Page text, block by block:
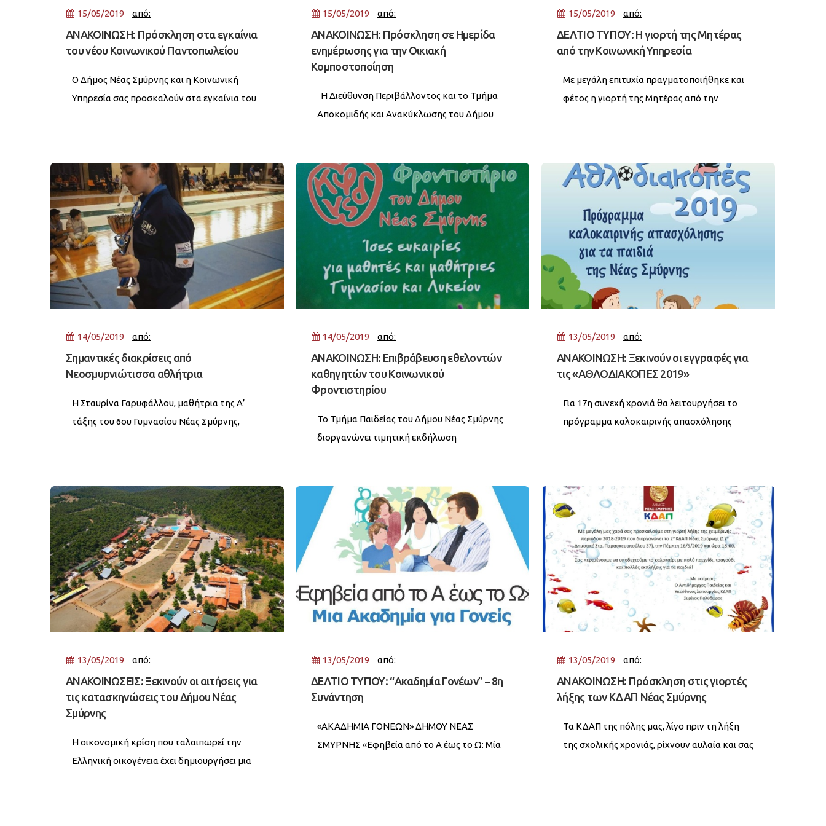
15/05/2019 από:
ΑΝΑΚΟΙΝΩΣΗ: Πρόσκληση στα εγκαίνια
του νέου Κοινωνικού Παντοπωλείου
Ο Δήμος Νέας Σμύρνης και η Κοινωνική
Υπηρεσία σας προσκαλούν στα εγκαίνια του
15/05/2019 από:
ΑΝΑΚΟΙΝΩΣΗ: Πρόσκληση σε Ημερίδα
ενημέρωσης για την Οικιακή
Κομποστοποίηση
Η Διεύθυνση Περιβάλλοντος και το Τμήμα
Αποκομιδής και Ανακύκλωσης του Δήμου
πολυχώρο «Γαλαξίας», στην κεντρική
πλατεία
15/05/2019 από:
ΔΕΛΤΙΟ ΤΥΠΟΥ: H γιορτή της Μητέρας
από την Κοινωνική Υπηρεσία
Με μεγάλη επιτυχία πραγματοποιήθηκε και
φέτος η γιορτή της Μητέρας από την
14/05/2019 από:
Σημαντικές διακρίσεις από
Νεοσμυρνιώτισσα αθλήτρια
Η Σταυρίνα Γαρυφάλλου, μαθήτρια της Α’
τάξης του 6ου Γυμνασίου Νέας Σμύρνης,
στο Ατομικό και την
14/05/2019 από:
ΑΝΑΚΟΙΝΩΣΗ: Επιβράβευση εθελοντών
καθηγητών του Κοινωνικού
Φροντιστηρίου
Το Τμήμα Παιδείας του Δήμου Νέας Σμύρνης
διοργανώνει τιμητική εκδήλωση
μας. Το Κοινωνικό Φροντιστήριο
λειτούργησε για πρώτη φορά φέτος και
βασίστηκε
13/05/2019 από:
ΑΝΑΚΟΙΝΩΣΗ: Ξεκινούν οι εγγραφές για
τις «ΑΘΛΟΔΙΑΚΟΠΕΣ 2019»
Για 17η συνεχή χρονιά θα λειτουργήσει το
πρόγραμμα καλοκαιρινής απασχόλησης
γεννημένα από 1-1-2006 μέχρι
13/05/2019 από:
ΑΝΑΚΟΙΝΩΣΕΙΣ: Ξεκινούν οι αιτήσεις για
τις κατασκηνώσεις του Δήμου Νέας
Σμύρνης
Η οικονομική κρίση που ταλαιπωρεί την
Ελληνική οικογένεια έχει δημιουργήσει μια
13/05/2019 από:
ΔΕΛΤΙΟ ΤΥΠΟΥ: “Ακαδημία Γονέων” – 8η
Συνάντηση
«ΑΚΑΔΗΜΙΑ ΓΟΝΕΩΝ» ΔΗΜΟΥ ΝΕΑΣ
ΣΜΥΡΝΗΣ «Εφηβεία από το Α έως το Ω: Μία
13/05/2019 από:
ΑΝΑΚΟΙΝΩΣΗ: Πρόσκληση στις γιορτές
λήξης των ΚΔΑΠ Νέας Σμύρνης
Τα ΚΔΑΠ της πόλης μας, λίγο πριν τη λήξη
της σχολικής χρονιάς, ρίχνουν αυλαία και σας